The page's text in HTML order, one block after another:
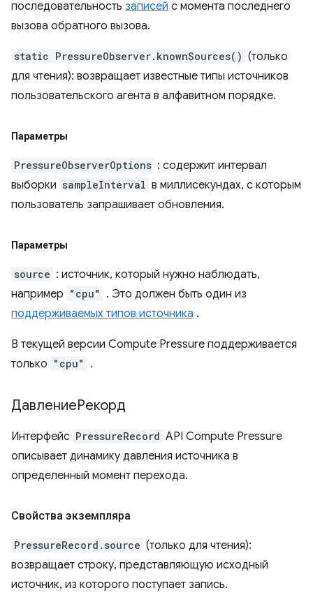
последовательность записей с момента последнего
вызова обратного вызова.
static PressureObserver.knownSources() (только
для чтения): возвращает известные типы источников
пользовательского агента в алфавитном порядке.
Параметры
PressureObserverOptions : содержит интервал
выборки sampleInterval в миллисекундах, с которым
пользователь запрашивает обновления.
Параметры
source : источник, который нужно наблюдать,
например "cpu"
. Это должен быть один из
поддерживаемых типов источника .
В текущей версии Compute Pressure поддерживается
только "cpu" .
ДавлениеРекорд
Интерфейс PressureRecord API Compute Pressure
описывает динамику давления источника в
определенный момент перехода.
Свойства экземпляра
PressureRecord.source (только для чтения):
возвращает строку, представляющую исходный
источник, из которого поступает запись.